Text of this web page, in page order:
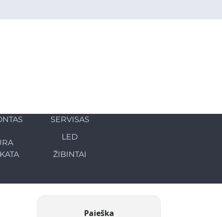
SERVISAS
LED
ŽIBINTAI
Paieška